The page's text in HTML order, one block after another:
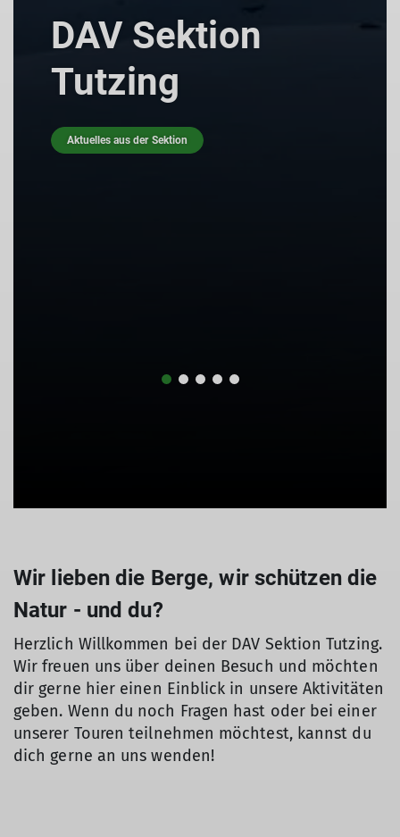
Sektion
aus der Sektion
Wir lieben die Berge, wir schützen die
Natur - und du?
Herzlich Willkommen bei der DAV Sektion Tutzing.
Wir freuen uns über deinen Besuch und möchten
dir gerne hier einen Einblick in unsere Aktivitäten
geben. Wenn du noch Fragen hast oder bei einer
unserer Touren teilnehmen möchtest, kannst du
dich gerne an uns wenden!